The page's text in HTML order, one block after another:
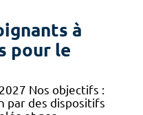
à
pour le
Nos objectifs :
par des dispositifs